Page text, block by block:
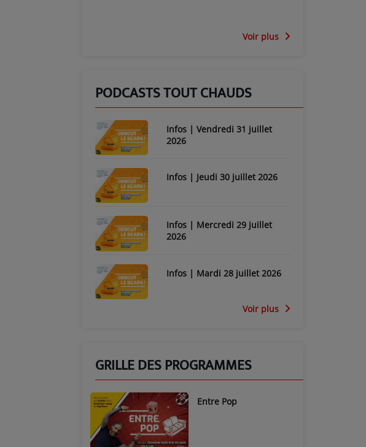
Voir plus
PODCASTS TOUT CHAUDS
Infos | Vendredi 31 juillet
2026
Infos | Jeudi 30 juillet 2026
Infos | Mercredi 29 juillet
2026
Infos | Mardi 28 juillet 2026
Voir plus
GRILLE DES PROGRAMMES
Entre Pop